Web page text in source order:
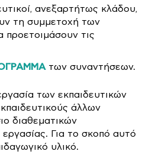
ανεξαρτήτως κλάδου,
τη συμμετοχή των
προετοιμάσουν τις
των συναντήσεων.
των εκπαιδευτικών
άλλων
διαθεματικών
Για το σκοπό αυτό
υλικό.